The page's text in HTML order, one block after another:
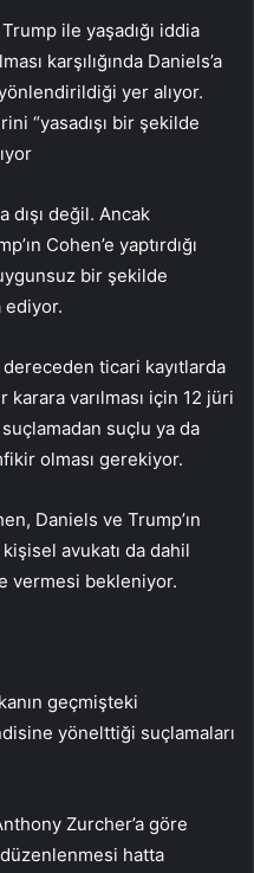
ile yaşadığı iddia
karşılığında Daniels’a
yer alıyor.
“yasadışı bir şekilde
dışı değil. Ancak
Cohen’e yaptırdığı
bir şekilde
ediyor.
ticari kayıtlarda
varılması için 12 jüri
suçlu ya da
olması gerekiyor.
Daniels ve Trump’ın
avukatı da dahil
vermesi bekleniyor.
geçmişteki
yönelttiği suçlamaları
Zurcher’a göre
hatta